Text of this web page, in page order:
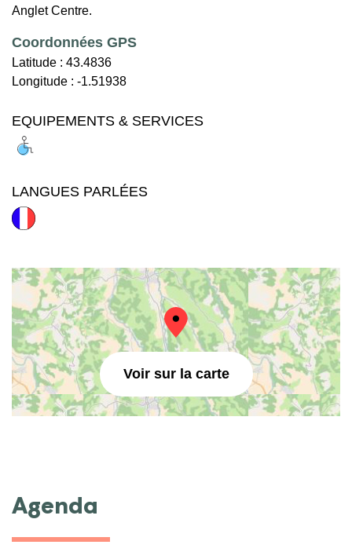
Anglet Centre.
Coordonnées GPS
Latitude : 43.4836
Longitude : -1.51938
EQUIPEMENTS & SERVICES
LANGUES PARLÉES
Voir sur la carte
Agenda